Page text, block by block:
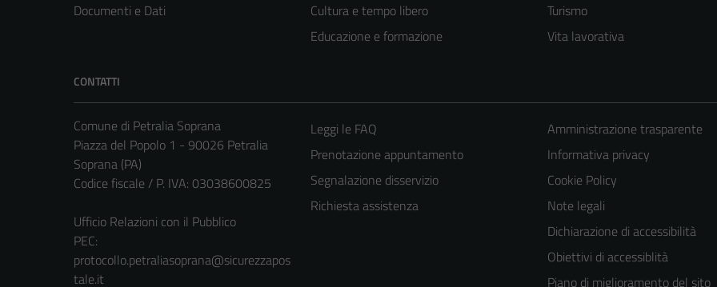
Documenti e Dati
Cultura e tempo libero
Educazione e formazione
Turismo
Vita lavorativa
CONTATTI
Comune di Petralia Soprana
Piazza del Popolo 1 - 90026 Petralia
Soprana (PA)
Codice fiscale / P. IVA: 03038600825
Ufficio Relazioni con il Pubblico
PEC:
protocollo.petraliasoprana@sicurezzapos
tale.it
Leggi le FAQ
Prenotazione appuntamento
Segnalazione disservizio
Richiesta assistenza
Amministrazione trasparente
Informativa privacy
Cookie Policy
Note legali
Dichiarazione di accessibilità
Obiettivi di accessiblità
Piano di miglioramento del sito